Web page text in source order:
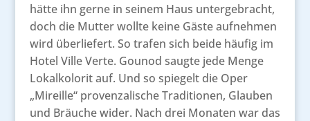
hätte ihn gerne in seinem Haus untergebracht,
doch die Mutter wollte keine Gäste aufnehmen
wird überliefert. So trafen sich beide häufig im
Hotel Ville Verte. Gounod saugte jede Menge
Lokalkolorit auf. Und so spiegelt die Oper
„Mireille“ provenzalische Traditionen, Glauben
und Bräuche wider. Nach drei Monaten war das